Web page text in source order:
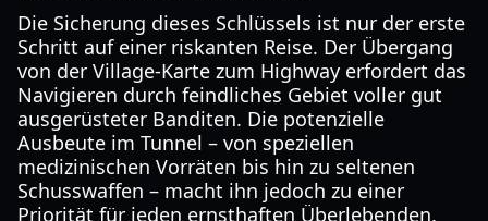
Die Sicherung dieses Schlüssels ist nur der erste
Schritt auf einer riskanten Reise. Der Übergang
von der Village-Karte zum Highway erfordert das
Navigieren durch feindliches Gebiet voller gut
ausgerüsteter Banditen. Die potenzielle
Ausbeute im Tunnel – von speziellen
medizinischen Vorräten bis hin zu seltenen
Schusswaffen – macht ihn jedoch zu einer
Priorität für jeden ernsthaften Überlebenden.